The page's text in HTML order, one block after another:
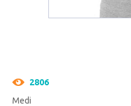
2806
Medi